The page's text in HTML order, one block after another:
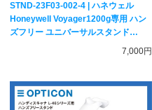
STND-23F03-002-4 | ハネウェル
Honeywell Voyager1200g専用 ハン
ズフリー ユニバーサルスタンド
1200STD-FX23-U【バーコードリー
7,000円